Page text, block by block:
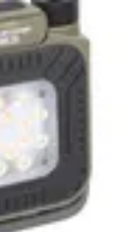
Routine